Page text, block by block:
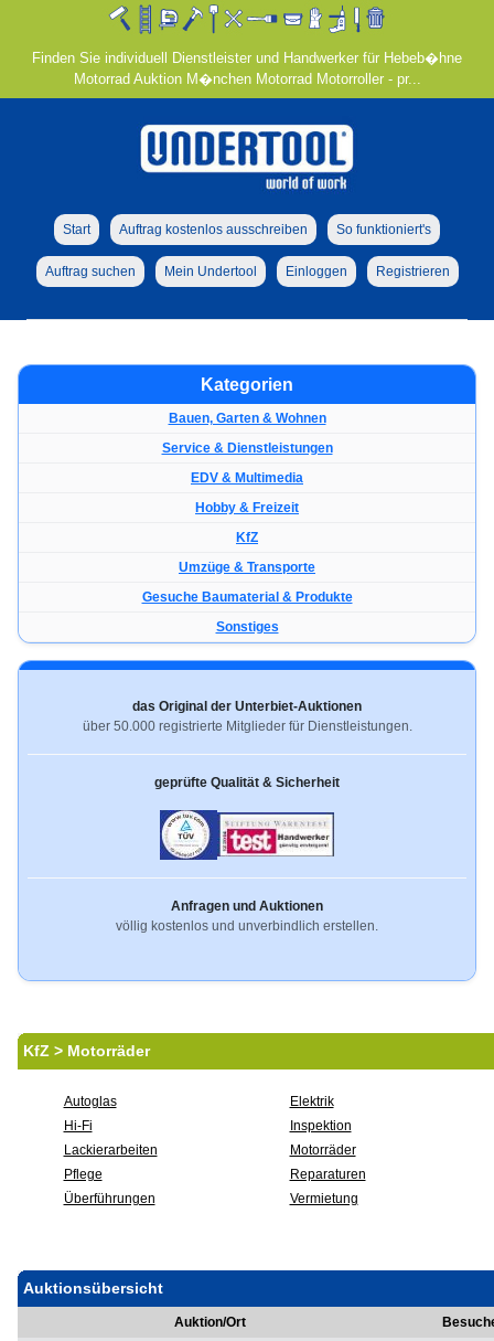
Finden Sie individuell Dienstleister und Handwerker für Hebeb�hne
Motorrad Auktion M�nchen Motorrad Motorroller - pr...
Start Auftrag kostenlos ausschreiben So funktioniert's
Auftrag suchen Mein Undertool Einloggen Registrieren
Kategorien
Bauen, Garten & Wohnen
Service & Dienstleistungen
EDV & Multimedia
Hobby & Freizeit
KfZ
Umzüge & Transporte
Gesuche Baumaterial & Produkte
Sonstiges
das Original der Unterbiet-Auktionen
über 50.000 registrierte Mitglieder für Dienstleistungen.
geprüfte Qualität & Sicherheit
Anfragen und Auktionen
völlig kostenlos und unverbindlich erstellen.
KfZ > Motorräder
Autoglas
Elektrik
Hi-Fi
Inspektion
Lackierarbeiten
Motorräder
Pflege
Reparaturen
Überführungen
Vermietung
Auktionsübersicht
Auktion/Ort